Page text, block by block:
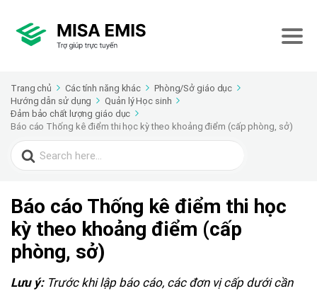
Trang chủ Các tính năng khác
Phòng/Sở giáo dục
Hướng dẫn sử dụng
Quản lý Học sinh
Đảm bảo chất lượng giáo dục
Báo cáo Thống kê điểm thi học kỳ theo khoảng điểm (cấp phòng, sở)
Search
for:
Báo cáo Thống kê điểm thi học
kỳ theo khoảng điểm (cấp
phòng, sở)
Lưu ý:Trước khi lập báo cáo, các đơn vị cấp dưới cần